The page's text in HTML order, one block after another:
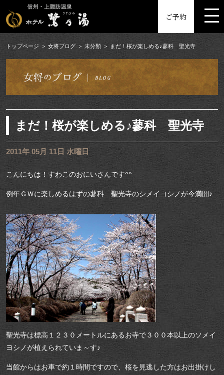
ご予約
トップページ 女将ブログ 未分類 まだ！桜が楽しめる♪蓼科 聖光寺
まだ！桜が楽しめる♪蓼科 聖光寺
2011年 05月 11日 水曜日
こんにちは！すわこのおにいさんです^^
例年ＧＷに楽しめるはずの蓼科 聖光寺のシメイヨシノが今満開♪
聖光寺は標高１２３０メートルにあるお寺で３００本以上のソメイ
ヨシノが植えられていま～す♪
当館からはお車で約１時間ですので、桜を見逃した方はお出掛けし